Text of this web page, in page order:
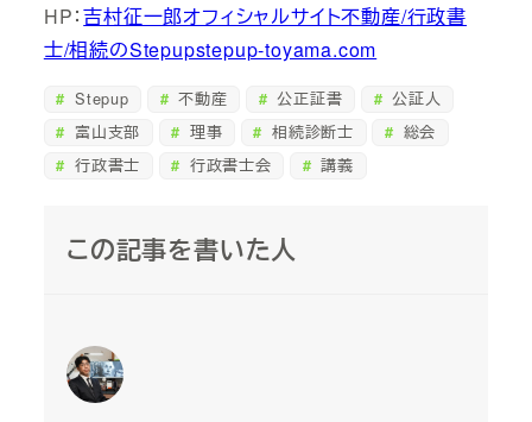
HP：吉村征一郎オフィシャルサイト不動産/行政書
士/相続のStepupstepup-toyama.com
Stepup 不動産 公正証書
公証人
富山支部
理事 相続診断士
総会
行政書士
行政書士会 講義
この記事を書いた人